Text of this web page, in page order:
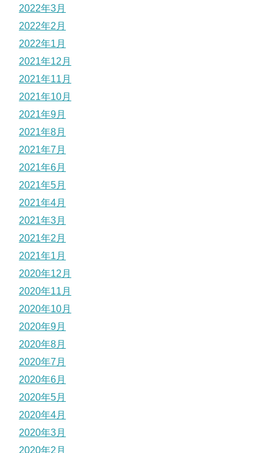
2022年3月
2022年2月
2022年1月
2021年12月
2021年11月
2021年10月
2021年9月
2021年8月
2021年7月
2021年6月
2021年5月
2021年4月
2021年3月
2021年2月
2021年1月
2020年12月
2020年11月
2020年10月
2020年9月
2020年8月
2020年7月
2020年6月
2020年5月
2020年4月
2020年3月
2020年2月